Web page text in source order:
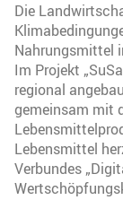
Die
Nahrungsmittel
Im Projekt
regional
gemeinsam mit
Lebensmittel
Verbundes